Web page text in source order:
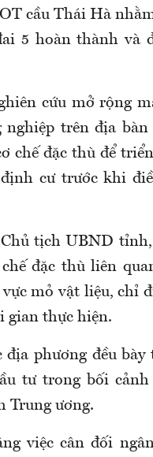
cầu Thái Hà
5 hoàn thành và
cứu mở rộng
trên địa bàn
chế đặc thù để
cư trước khi
tịch UBND tỉnh,
đặc thù liên
mỏ vật liệu, chỉ
gian thực hiện.
phương đều bày
tư trong bối
Trung ương.
việc cân đối